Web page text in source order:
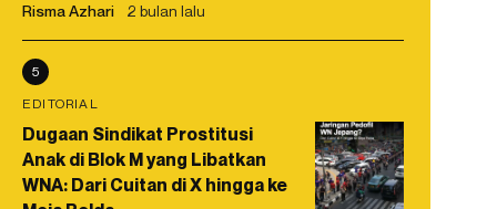
Risma Azhari 2 bulan lalu
5
EDITORIAL
Dugaan Sindikat Prostitusi
Anak di Blok M yang Libatkan
WNA: Dari Cuitan di X hingga ke